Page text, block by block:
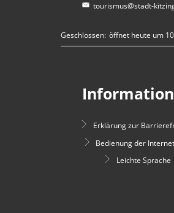
tourismus@stadt-
Klicken, um weitere Öffnungs-
Geschlossen: öffnet heute um
Erklärung zur
Bedienung der
Leichte Sprache